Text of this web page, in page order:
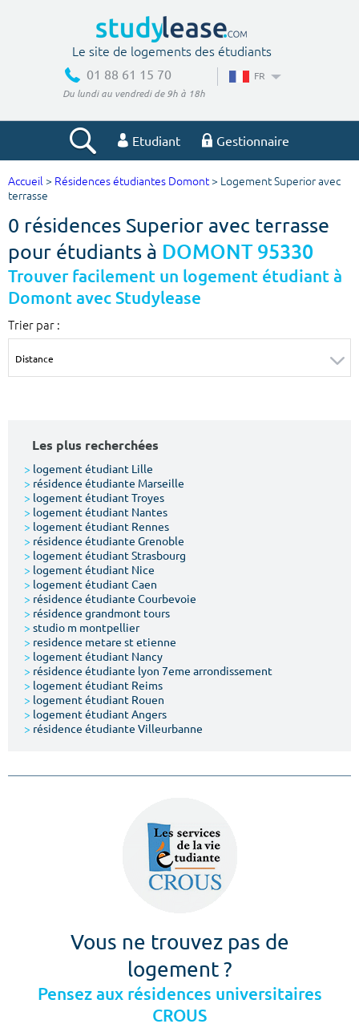
Le site de logements des étudiants
01 88 61 15 70
Du lundi au vendredi de 9h à 18h
FR
Etudiant Gestionnaire
Votre recherche
Ville, école
Budget min
€
Budget max
€
Surface min Surface max
Type de location
Votre date d'entrée
Chercher
Accueil > Résidences étudiantes Domont> Logement Superior avec
terrasse
0 résidences Superior avec terrasse
pour étudiants à DOMONT 95330
Trouver facilement un logement étudiant à
Domont avec Studylease
Trier par :
Les plus recherchées
> logement étudiant Lille
> résidence étudiante Marseille
> logement étudiant Troyes
> logement étudiant Nantes
> logement étudiant Rennes
> résidence étudiante Grenoble
> logement étudiant Strasbourg
> logement étudiant Nice
> logement étudiant Caen
> résidence étudiante Courbevoie
> résidence grandmont tours
> studio m montpellier
> residence metare st etienne
> logement étudiant Nancy
> résidence étudiante lyon 7eme arrondissement
> logement étudiant Reims
> logement étudiant Rouen
> logement étudiant Angers
> résidence étudiante Villeurbanne
Vous ne trouvez pas de
logement ?
Pensez aux résidences universitaires
CROUS